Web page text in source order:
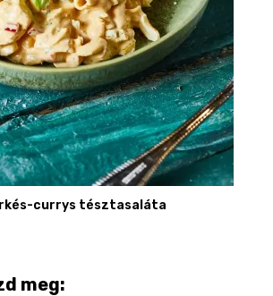
currys tésztasaláta
meg: